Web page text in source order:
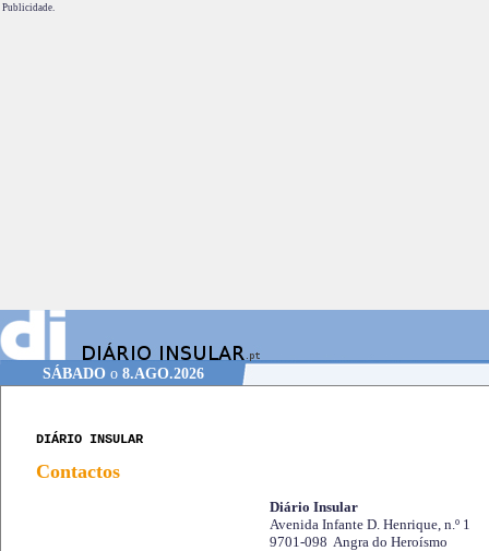
Publicidade.
SÁBADOo 8.AGO.2026
DIÁRIO INSULAR
Contactos
Diário Insular
Avenida Infante D. Henrique, n.º 1
9701-098 Angra do Heroísmo